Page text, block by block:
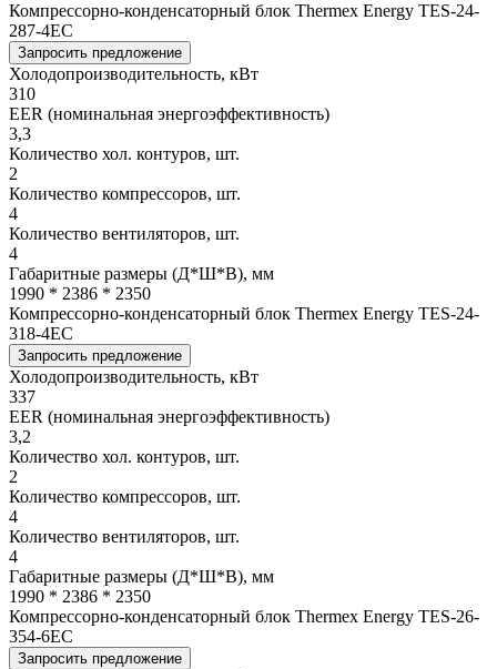
Компрессорно-конденсаторный блок Thermex Energy TES-24-
287-4EC
Запросить предложение
Холодопроизводительность, кВт
310
EER (номинальная энергоэффективность)
3,3
Количество хол. контуров, шт.
2
Количество компрессоров, шт.
4
Количество вентиляторов, шт.
4
Габаритные размеры (Д*Ш*В), мм
1990 * 2386 * 2350
Компрессорно-конденсаторный блок Thermex Energy TES-24-
318-4EC
Запросить предложение
Холодопроизводительность, кВт
337
EER (номинальная энергоэффективность)
3,2
Количество хол. контуров, шт.
2
Количество компрессоров, шт.
4
Количество вентиляторов, шт.
4
Габаритные размеры (Д*Ш*В), мм
1990 * 2386 * 2350
Компрессорно-конденсаторный блок Thermex Energy TES-26-
354-6EC
Запросить предложение